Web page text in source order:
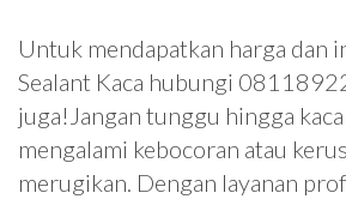
Untuk mendapatkan harga dan
Sealant Kaca hubungi
juga!Jangan tunggu hingga
mengalami kebocoran atau
merugikan. Dengan layanan